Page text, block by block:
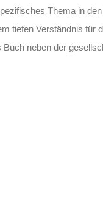
Thema in
tiefen Verständnis für
neben der